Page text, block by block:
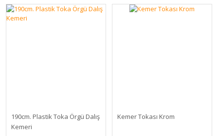
190cm. Plastik Toka Örgü Dalış
Kemeri
Kemer Tokası Krom